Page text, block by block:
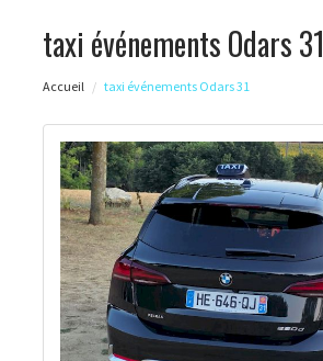
taxi événements Odars 31
Accueil taxi événements Odars 31